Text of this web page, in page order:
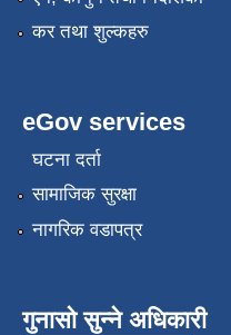
कर तथा शुल्कहरु
eGov services
घटना दर्ता
सामाजिक सुरक्षा
नागरिक वडापत्र
गुनासो सुन्ने अधिकारी